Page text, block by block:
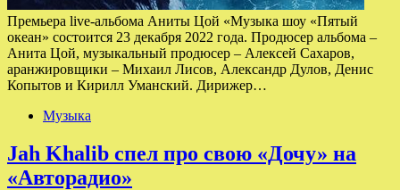
Премьера live-альбома Аниты Цой «Музыка шоу «Пятый
океан» состоится 23 декабря 2022 года. Продюсер альбома –
Анита Цой, музыкальный продюсер – Алексей Сахаров,
аранжировщики – Михаил Лисов, Александр Дулов, Денис
Копытов и Кирилл Уманский. Дирижер…
Музыка
Jah Khalib спел про свою «Дочу» на
«Авторадио»